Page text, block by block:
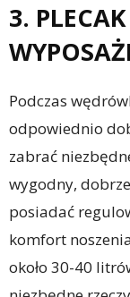
3.
Podczas
odpowiednio
zabrać
wygodny,
posiadać
komfort
około 30-40